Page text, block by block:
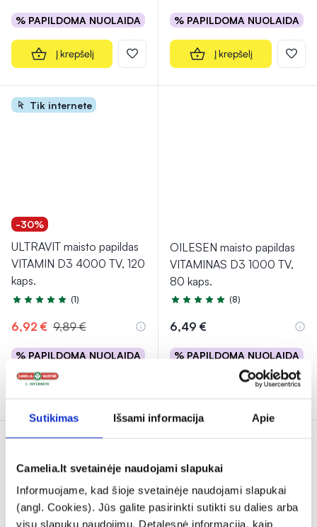
Sutikimas Išsami informacija Apie
Camelia.lt svetainėje naudojami slapukai
Informuojame, kad šioje svetainėje naudojami slapukai
(angl. Cookies). Jūs galite pasirinkti sutikti su dalies arba
visų slapukų naudojimu. Detalesnė informacija, kaip
% PAPILDOMA NUOLAIDA
Į krepšelį
% PAPILDOMA NUOLAIDA
Į krepšelį
Tik internete
-30%
ULTRAVIT maisto papildas
VITAMIN D3 4000 TV, 120
kaps.
Įvertinimas 5.0 iš 5
(1)
6,92 € 9,89 €
% PAPILDOMA NUOLAIDA
OILESEN maisto papildas
VITAMINAS D3 1000 TV,
80 kaps.
Įvertinimas 5.0 iš 5
(8)
6,49 €
% PAPILDOMA NUOLAIDA